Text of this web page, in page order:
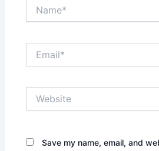
Save my name, email, and